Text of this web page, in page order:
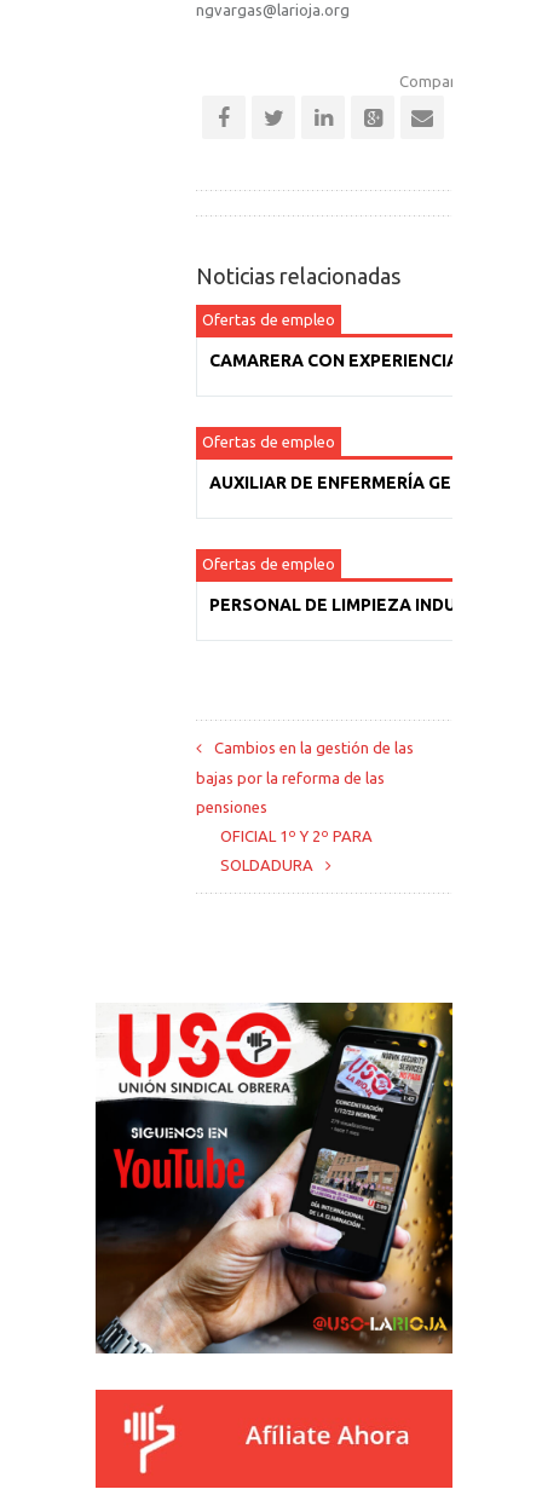
ngvargas@larioja.org
Comparte esta
Noticias relacionadas
Ofertas de empleo
CAMARERA CON EXPERIENCIA
Ofertas de empleo
AUXILIAR DE ENFERMERÍA GERIÁTRICA
Ofertas de empleo
PERSONAL DE LIMPIEZA INDUSTRIAL
Cambios en la gestión de las
bajas por la reforma de las
pensiones
OFICIAL 1º Y 2º PARA
SOLDADURA